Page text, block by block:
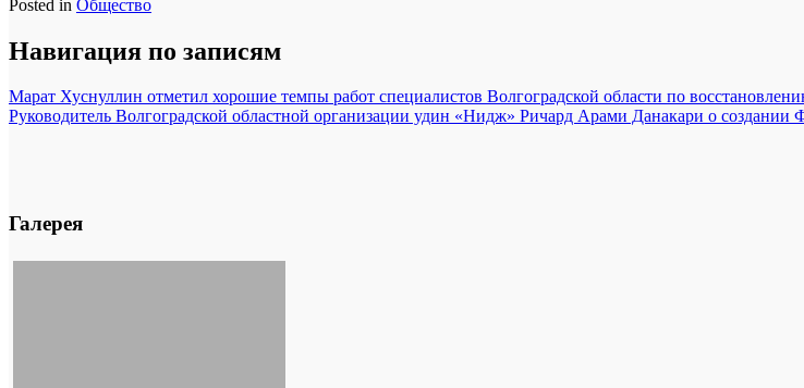
Posted in Общество
Навигация по записям
Марат Хуснуллин отметил хорошие темпы работ специалистов Волгоградской области по
Руководитель Волгоградской областной организации удин «Нидж» Ричард Арами Данакари о
Галерея